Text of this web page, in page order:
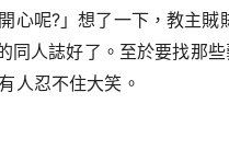
心呢?」想了一下，教主
同人誌好了。至於要找那
人忍不住大笑。